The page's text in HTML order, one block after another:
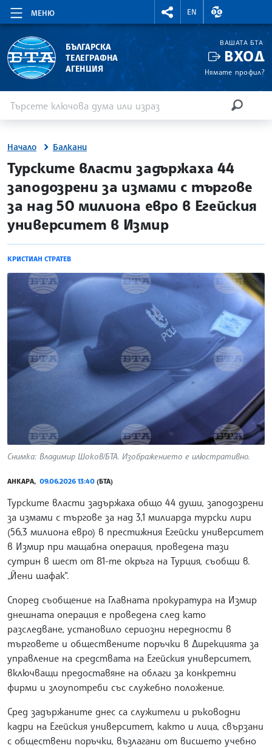
МЕНЮ
RIGHTMENU.SOCIAL
EN
ВАЛУТНИ
БЪЛГАРСКА
ТЕЛЕГРАФНА
АГЕНЦИЯ
ВАШАТА БТА
ВХОД
Нямате профил?
Начало Балкани
site.bta
Турските власти задържаха 44
заподозрени за измами с търгове
за над 50 милиона евро в Егейския
университет в Измир
КРИСТИАН СТРАТЕВ
Снимка: Владимир Шоков/БТА. Изображението е илюстративно.
АНКАРА, 09.06.2026 13:40 (БТА)
Турските власти задържаха общо 44 души, заподозрени
за измами с търгове за над 3,1 милиарда турски лири
(56,3 милиона евро) в престижния Егейски университет
в Измир при мащабна операция, проведена тази
сутрин в шест от 81-те окръга на Турция, съобщи в.
„Йени шафак“.
Според съобщение на Главната прокуратура на Измир
днешната операция е проведена след като
разследване, установило сериозни нередности в
търговете и обществените поръчки в Дирекцията за
управление на средствата на Егейския университет,
включващи предоставяне на облаги за конкретни
фирми и злоупотреби със служебно положение.
Сред задържаните днес са служители и ръководни
кадри на Егейския университет, както и лица, свързани
с обществени поръчки, възлагани от висшето учебно